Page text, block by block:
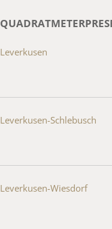
Leverkusen
Leverkusen-Schlebusch
Leverkusen-Wiesdorf